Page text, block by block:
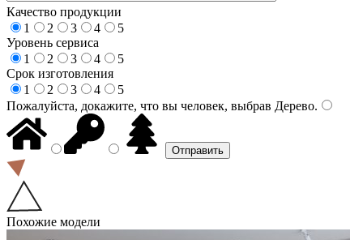
Качество продукции
1
2 3 4
5
Уровень сервиса
1
2 3 4
5
Срок изготовления
1
2 3 4
5
Пожалуйста, докажите, что вы человек, выбрав Дерево.
Похожие модели